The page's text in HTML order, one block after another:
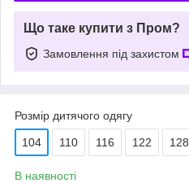
Що таке купити з Пром?
Замовлення під захистом
Розмір дитячого одягу
104 110 116 122 128
В наявності